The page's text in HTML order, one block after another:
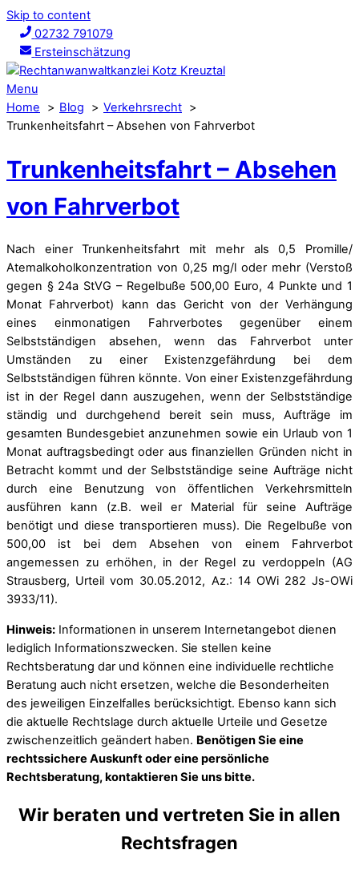
Skip to content
02732 791079
Ersteinschätzung
Menu
Home
Blog
Verkehrsrecht
Trunkenheitsfahrt – Absehen von Fahrverbot
Trunkenheitsfahrt – Absehen
von Fahrverbot
Nach einer Trunkenheitsfahrt mit mehr als 0,5 Promille/
Atemalkoholkonzentration von 0,25 mg/l oder mehr (Verstoß
gegen § 24a StVG – Regelbuße 500,00 Euro, 4 Punkte und 1
Monat Fahrverbot) kann das Gericht von der Verhängung
eines einmonatigen Fahrverbotes gegenüber einem
Selbstständigen absehen, wenn das Fahrverbot unter
Umständen zu einer Existenzgefährdung bei dem
Selbstständigen führen könnte. Von einer Existenzgefährdung
ist in der Regel dann auszugehen, wenn der Selbstständige
ständig und durchgehend bereit sein muss, Aufträge im
gesamten Bundesgebiet anzunehmen sowie ein Urlaub von 1
Monat auftragsbedingt oder aus finanziellen Gründen nicht in
Betracht kommt und der Selbstständige seine Aufträge nicht
durch eine Benutzung von öffentlichen Verkehrsmitteln
ausführen kann (z.B. weil er Material für seine Aufträge
benötigt und diese transportieren muss). Die Regelbuße von
500,00 ist bei dem Absehen von einem Fahrverbot
angemessen zu erhöhen, in der Regel zu verdoppeln (AG
Strausberg, Urteil vom 30.05.2012, Az.: 14 OWi 282 Js-OWi
3933/11).
Hinweis: Informationen in unserem Internetangebot dienen
lediglich Informationszwecken. Sie stellen keine
Rechtsberatung dar und können eine individuelle rechtliche
Beratung auch nicht ersetzen, welche die Besonderheiten
des jeweiligen Einzelfalles berücksichtigt. Ebenso kann sich
die aktuelle Rechtslage durch aktuelle Urteile und Gesetze
zwischenzeitlich geändert haben. Benötigen Sie eine
rechtssichere Auskunft oder eine persönliche
Rechtsberatung, kontaktieren Sie uns bitte.
Wir beraten und vertreten Sie in allen
Rechtsfragen